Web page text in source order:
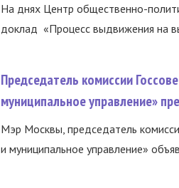
На днях Центр общественно-
доклад «Процесс выдвижения на
Председатель комиссии
муниципальное управление»
Мэр Москвы, председатель
и муниципальное управление»